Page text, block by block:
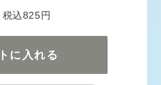
込825円
に入れる